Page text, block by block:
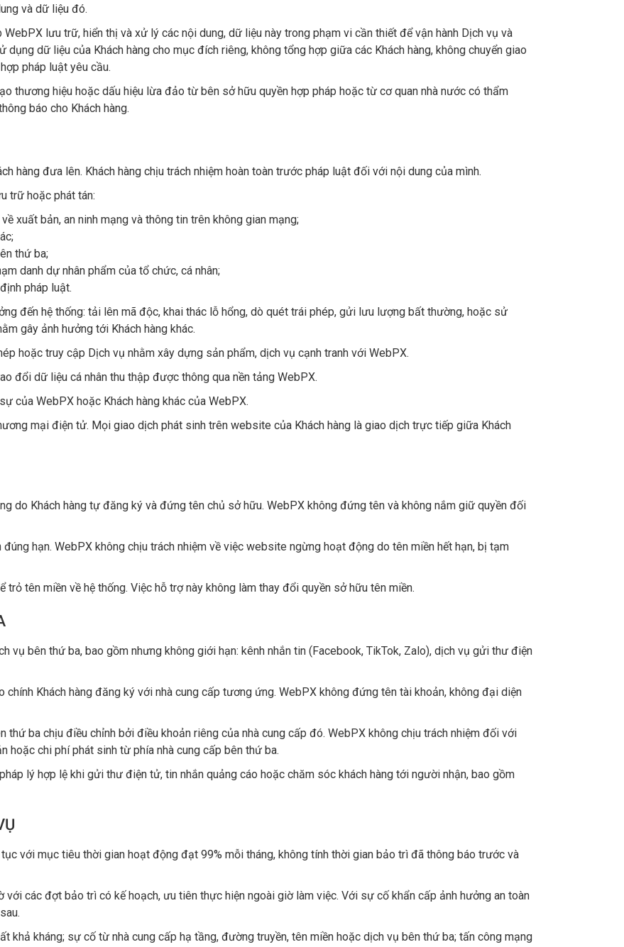
và dữ liệu đó.
lưu trữ, hiển thị và xử lý các nội dung, dữ liệu này trong phạm vi cần thiết để vận hành Dịch vụ và
dữ liệu của Khách hàng cho mục đích riêng, không tổng hợp giữa các Khách hàng, không chuyển giao
pháp luật yêu cầu.
thương hiệu hoặc dấu hiệu lừa đảo từ bên sở hữu quyền hợp pháp hoặc từ cơ quan nhà nước có thẩm
báo cho Khách hàng.
hàng đưa lên. Khách hàng chịu trách nhiệm hoàn toàn trước pháp luật đối với nội dung của mình.
trữ hoặc phát tán:
xuất bản, an ninh mạng và thông tin trên không gian mạng;
thứ ba;
danh dự nhân phẩm của tổ chức, cá nhân;
pháp luật.
đến hệ thống: tải lên mã độc, khai thác lỗ hổng, dò quét trái phép, gửi lưu lượng bất thường, hoặc sử
gây ảnh hưởng tới Khách hàng khác.
hoặc truy cập Dịch vụ nhằm xây dựng sản phẩm, dịch vụ cạnh tranh với WebPX.
đổi dữ liệu cá nhân thu thập được thông qua nền tảng WebPX.
của WebPX hoặc Khách hàng khác của WebPX.
mại điện tử. Mọi giao dịch phát sinh trên website của Khách hàng là giao dịch trực tiếp giữa Khách
do Khách hàng tự đăng ký và đứng tên chủ sở hữu. WebPX không đứng tên và không nắm giữ quyền đối
đúng hạn. WebPX không chịu trách nhiệm về việc website ngừng hoạt động do tên miền hết hạn, bị tạm
tên miền về hệ thống. Việc hỗ trợ này không làm thay đổi quyền sở hữu tên miền.
vụ bên thứ ba, bao gồm nhưng không giới hạn: kênh nhắn tin (Facebook, TikTok, Zalo), dịch vụ gửi thư điện
Khách hàng đăng ký với nhà cung cấp tương ứng. WebPX không đứng tên tài khoản, không đại diện
thứ ba chịu điều chỉnh bởi điều khoản riêng của nhà cung cấp đó. WebPX không chịu trách nhiệm đối với
hoặc chi phí phát sinh từ phía nhà cung cấp bên thứ ba.
lý hợp lệ khi gửi thư điện tử, tin nhắn quảng cáo hoặc chăm sóc khách hàng tới người nhận, bao gồm
với mục tiêu thời gian hoạt động đạt 99% mỗi tháng, không tính thời gian bảo trì đã thông báo trước và
các đợt bảo trì có kế hoạch, ưu tiên thực hiện ngoài giờ làm việc. Với sự cố khẩn cấp ảnh hưởng an toàn
khả kháng; sự cố từ nhà cung cấp hạ tầng, đường truyền, tên miền hoặc dịch vụ bên thứ ba; tấn công mạng